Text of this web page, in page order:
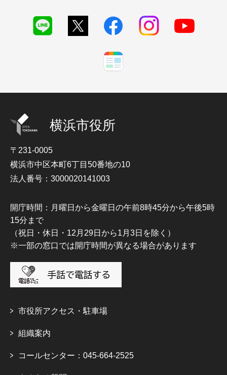
横浜市役所
〒231-0005
横浜市中区本町6丁目50番地の10
法人番号：3000020141003
開庁時間：月曜日から金曜日の午前8時45分から午後5時
15分まで
（祝日・休日・12月29日から1月3日を除く）
※一部の窓口では開庁時間が異なる場合があります
市役所アクセス・駐車場
組織案内
コールセンター：045-664-2525